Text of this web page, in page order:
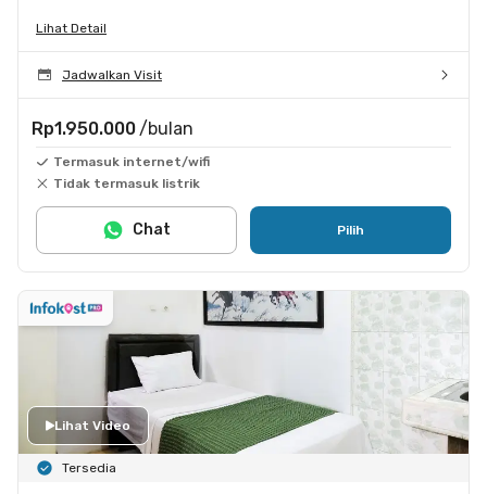
Lihat Detail
Jadwalkan Visit
Rp1.950.000 /bulan
Termasuk internet/wifi
Tidak termasuk listrik
Pilih
Chat
Lihat Video
Tersedia